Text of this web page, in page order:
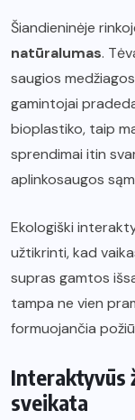
Šiandieninėje
natūralumas.
saugios
gamintojai
bioplastiko, taip
sprendimai itin
aplinkosaugos
Ekologiški
užtikrinti, kad
supras gamtos
tampa ne vien
formuojančia
Interaktyvūs
sveikata